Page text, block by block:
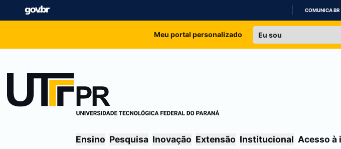
IR
COMUNICA BR
Meu portal personalizado
Ensino Pesquisa Inovação Extensão Institucional Acesso à